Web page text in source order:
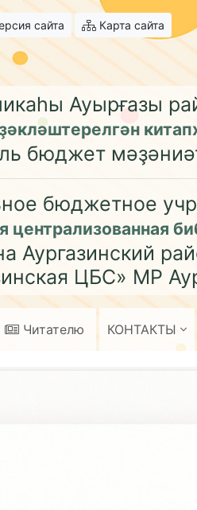
сайта Карта сайта
Ауырғазы
бюджет
бюджетное
централизованная
Аургазинский
ЦБС» МР
Читателю КОНТАКТЫ